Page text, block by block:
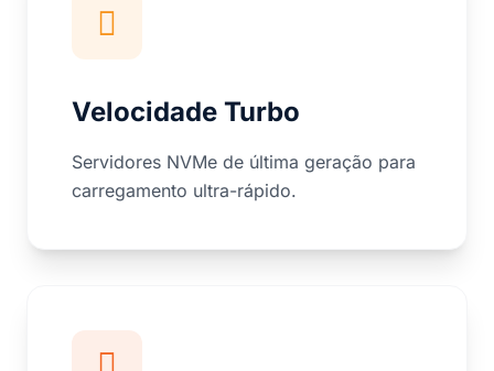
Velocidade Turbo
Servidores NVMe de última geração para
carregamento ultra-rápido.